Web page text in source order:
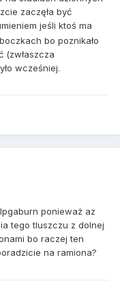
zaczęła być
jeśli ktoś ma
bo poznikało
(zwłaszcza
wcześniej.
ponieważ az
tego tluszczu z dolnej
bo raczej ten
na ramiona?